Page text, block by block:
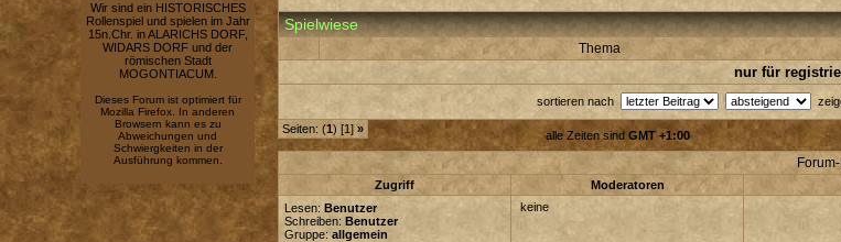
Wir sind ein HISTORISCHES
Rollenspiel und spielen im Jahr
15n.Chr. in ALARICHS DORF,
WIDARS DORF und der
römischen Stadt
MOGONTIACUM.
Dieses Forum ist optimiert für
Mozilla Firefox. In anderen
Browsern kann es zu
Abweichungen und
Schwiergkeiten in der
Ausführung kommen.
Spielwiese
Thema
nur für
sortieren nach
Seiten: (1) [1] » alle Zeiten sind GMT +1:00
Zugriff Moderatoren
Lesen: Benutzer
Schreiben: Benutzer
Gruppe: allgemein
keine